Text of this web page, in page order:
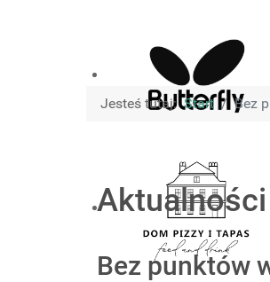
Jesteś tutaj:Start Bez
Aktualności
Bez punktów